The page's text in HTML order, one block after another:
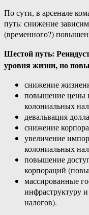
По сути, в арсенале
путь: снижение
(временного?)
Шестой путь:
уровня жизни, но
снижение
повышение цены
колониальных
девальвация
снижение
увеличение
колониальных
повышение
корпораций
массированные
инфраструктуру
налогов).